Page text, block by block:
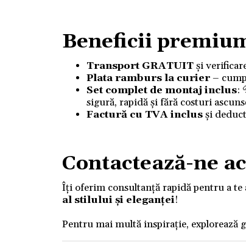
Beneficii
Transport GRATUITși
Plata ramburs la curier–
Set complet de montaj inclus:
sigură, rapidă și fără costuri
Factură cu TVA inclusși
Contactează-ne
Îți oferim consultanță rapidă pentru a te
al stilului și eleganței!
Pentru mai multă inspirație, explorează